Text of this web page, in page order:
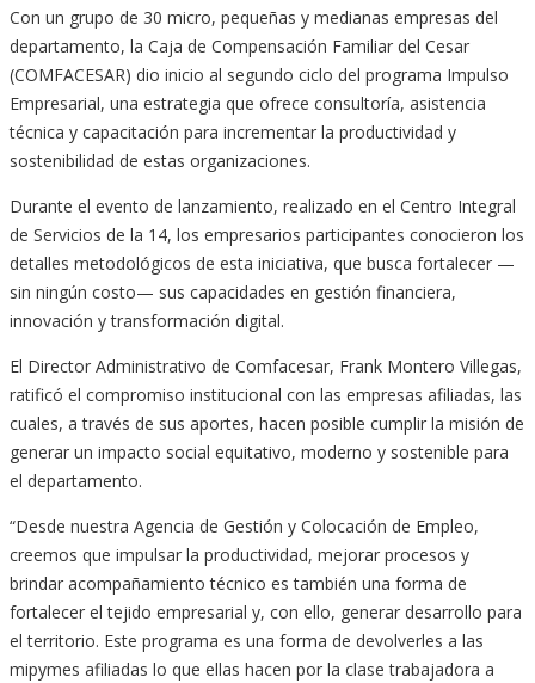
Con un grupo de 30 micro, pequeñas y medianas empresas del
departamento, la Caja de Compensación Familiar del Cesar
(COMFACESAR) dio inicio al segundo ciclo del programa Impulso
Empresarial, una estrategia que ofrece consultoría, asistencia
técnica y capacitación para incrementar la productividad y
sostenibilidad de estas organizaciones.
Durante el evento de lanzamiento, realizado en el Centro Integral
de Servicios de la 14, los empresarios participantes conocieron los
detalles metodológicos de esta iniciativa, que busca fortalecer —
sin ningún costo— sus capacidades en gestión financiera,
innovación y transformación digital.
El Director Administrativo de Comfacesar, Frank Montero Villegas,
ratificó el compromiso institucional con las empresas afiliadas, las
cuales, a través de sus aportes, hacen posible cumplir la misión de
generar un impacto social equitativo, moderno y sostenible para
el departamento.
“Desde nuestra Agencia de Gestión y Colocación de Empleo,
creemos que impulsar la productividad, mejorar procesos y
brindar acompañamiento técnico es también una forma de
fortalecer el tejido empresarial y, con ello, generar desarrollo para
el territorio. Este programa es una forma de devolverles a las
mipymes afiliadas lo que ellas hacen por la clase trabajadora a